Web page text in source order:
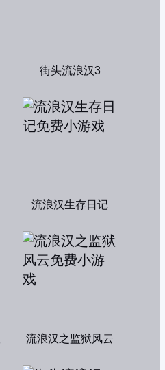
街头流浪汉3
流浪汉生存日记
流浪汉之监狱风云